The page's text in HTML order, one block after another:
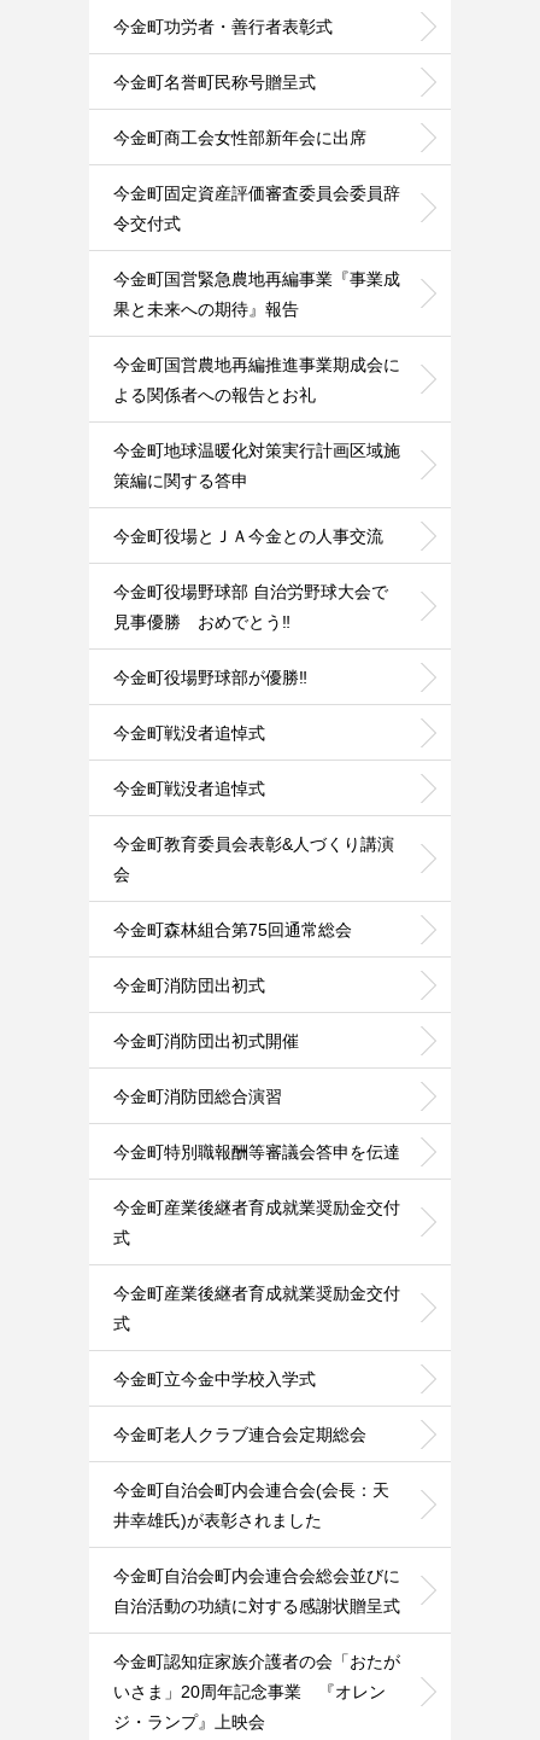
今金町功労者・善行者表彰式
今金町名誉町民称号贈呈式
今金町商工会女性部新年会に出席
今金町固定資産評価審査委員会委員辞
令交付式
今金町国営緊急農地再編事業『事業成
果と未来への期待』報告
今金町国営農地再編推進事業期成会に
よる関係者への報告とお礼
今金町地球温暖化対策実行計画区域施
策編に関する答申
今金町役場とＪＡ今金との人事交流
今金町役場野球部 自治労野球大会で
見事優勝 おめでとう‼️
今金町役場野球部が優勝‼️
今金町戦没者追悼式
今金町戦没者追悼式
今金町教育委員会表彰&人づくり講演
会
今金町森林組合第75回通常総会
今金町消防団出初式
今金町消防団出初式開催
今金町消防団総合演習
今金町特別職報酬等審議会答申を伝達
今金町産業後継者育成就業奨励金交付
式
今金町産業後継者育成就業奨励金交付
式
今金町立今金中学校入学式
今金町老人クラブ連合会定期総会
今金町自治会町内会連合会(会長：天
井幸雄氏)が表彰されました
今金町自治会町内会連合会総会並びに
自治活動の功績に対する感謝状贈呈式
今金町認知症家族介護者の会「おたが
いさま」20周年記念事業 『オレン
ジ・ランプ』上映会